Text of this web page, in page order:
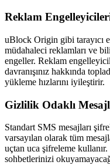
Reklam
uBlock Origin gibi tarayıcı
müdahaleci reklamları ve
engeller. Reklam
davranışınız hakkında
yükleme hızlarını iyileştirir.
Gizlilik Odaklı
Standart SMS mesajları
varsayılan olarak tüm
uçtan uca şifreleme kullanır.
sohbetlerinizi